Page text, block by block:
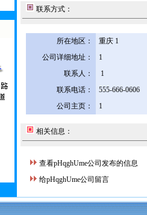
联系方式：
所在地区： 重庆 1
公司详细地址：
1
联系人：
1
联系电话：
555-666-0606
公司主页：
1
相关信息：
查看pHqghUme公司发布的信息
给pHqghUme公司留言